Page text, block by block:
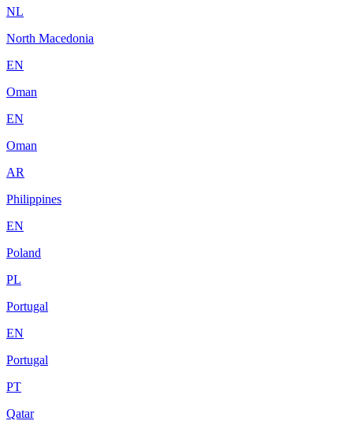
NL
North Macedonia
EN
Oman
EN
Oman
AR
Philippines
EN
Poland
PL
Portugal
EN
Portugal
PT
Qatar